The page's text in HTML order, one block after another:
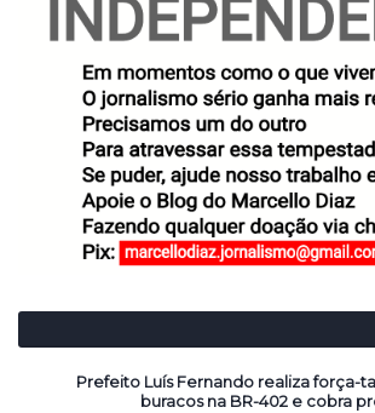
Prefeito Luís Fernando realiza força-
buracos na BR-402 e cobra